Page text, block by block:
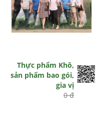
Thực phẩm Khô,
sản phẩm bao gói,
gia vị
0 đ